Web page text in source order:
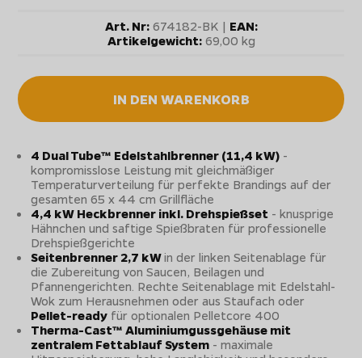
Art. Nr:674182-BK | EAN:
Artikelgewicht:69,00 kg
IN DEN WARENKORB
4 Dual Tube™ Edelstahlbrenner (11,4 kW) -
kompromisslose Leistung mit gleichmäßiger
Temperaturverteilung für perfekte Brandings auf der
gesamten 65 x 44 cm Grillfläche
4,4 kW Heckbrenner inkl. Drehspießset - knusprige
Hähnchen und saftige Spießbraten für professionelle
Drehspießgerichte
Seitenbrenner 2,7 kWin der linken Seitenablage für
die Zubereitung von Saucen, Beilagen und
Pfannengerichten. Rechte Seitenablage mit Edelstahl-
Wok zum Herausnehmen oder aus Staufach oder
Pellet-ready für optionalen Pelletcore 400
Therma-Cast™ Aluminiumgussgehäuse mit
zentralem Fettablauf System - maximale